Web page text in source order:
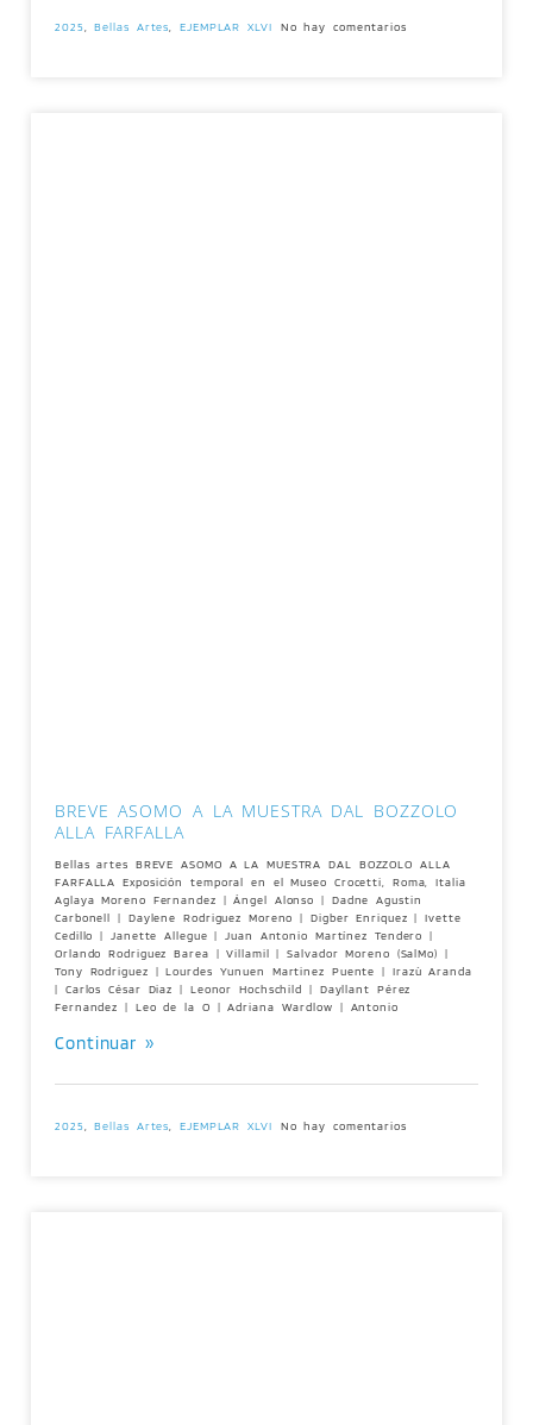
2025 ,Bellas Artes ,EJEMPLAR XLVI No hay comentarios
BREVE ASOMO A LA MUESTRA DAL BOZZOLO
ALLA FARFALLA
Bellas artes BREVE ASOMO A LA MUESTRA DAL BOZZOLO ALLA
FARFALLA Exposición temporal en el Museo Crocetti, Roma, Italia
Aglaya Moreno Fernandez | Ángel Alonso | Dadne Agustin
Carbonell | Daylene Rodriguez Moreno | Digber Enriquez | Ivette
Cedillo | Janette Allegue | Juan Antonio Martínez Tendero |
Orlando Rodriguez Barea | Villamil | Salvador Moreno (SalMo) |
Tony Rodriguez | Lourdes Yunuen Martinez Puente | Irazù Aranda
| Carlos César Diaz | Leonor Hochschild | Dayllant Pérez
Fernandez | Leo de la O | Adriana Wardlow | Antonio
Continuar »
2025 ,Bellas Artes ,EJEMPLAR XLVI No hay comentarios